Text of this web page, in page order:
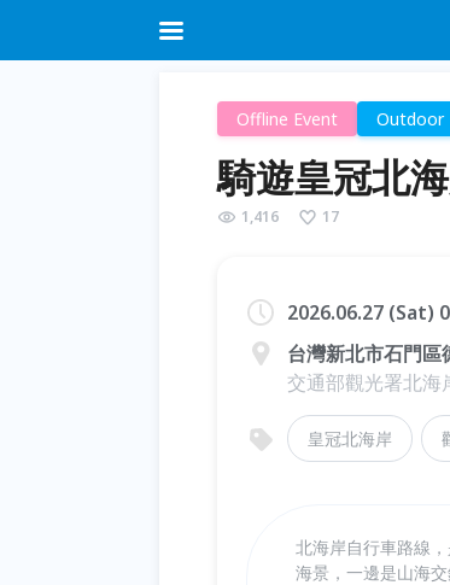
Offline Event Outdoor
騎遊皇冠北
1,416 17
2026.06.27 (Sat)
台灣新北市石門
交通部觀光署北海
皇冠北海岸
北海岸自行車路線
海景，一邊是山海